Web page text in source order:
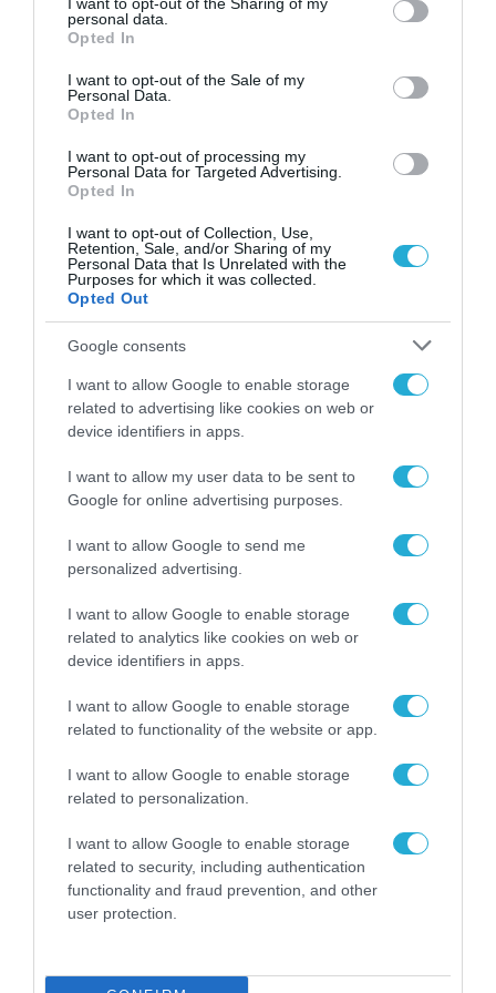
grant or deny consent to Google and its third-party tags to
use your data for below specified purposes in below Google
consent section.
personal data.
Opted In
I want to opt-out of the Sale of my
Personal Data.
Opted In
I want to opt-out of processing my
Personal Data for Targeted Advertising.
Opted In
I want to opt-out of Collection, Use,
Retention, Sale, and/or Sharing of my
Personal Data that Is Unrelated with the
Purposes for which it was collected.
Opted Out
Google consents
I want to allow Google to enable storage
related to advertising like cookies on web or
device identifiers in apps.
I want to allow my user data to be sent to
Google for online advertising purposes.
I want to allow Google to send me
personalized advertising.
I want to allow Google to enable storage
related to analytics like cookies on web or
device identifiers in apps.
I want to allow Google to enable storage
related to functionality of the website or app.
I want to allow Google to enable storage
related to personalization.
I want to allow Google to enable storage
related to security, including authentication
functionality and fraud prevention, and other
user protection.
ΕΞΑΓΟΡΕΣ - ΣΥΓΧΩΝΕΥΣΕΙΣ
ΠΛΗΡΟΦΟΡΙΚΗ
Ο Όμιλος Qualco αποκτά το 60% της Lever
Νέος επενδυτής στη NOVA ICT : Μετά την